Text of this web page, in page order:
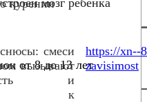
от 8 до 13 лет
курении
смеси
вызывают
и
к
https://xn--
zavisimost